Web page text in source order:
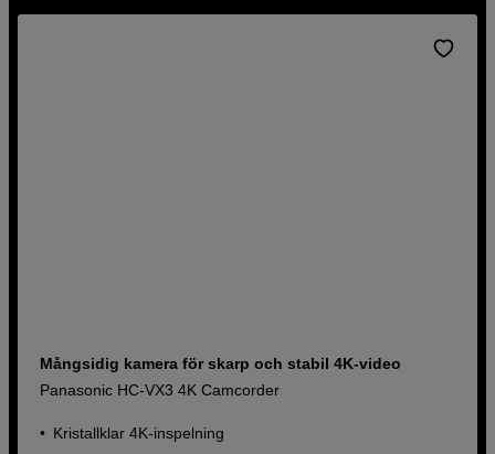
Mångsidig kamera för skarp och stabil 4K-video
Panasonic HC-VX3 4K Camcorder
Kristallklar 4K-inspelning